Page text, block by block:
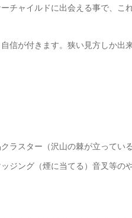
チャイルドに出会える事で、
信が付きます。狭い見方しか出
ラスター（沢山の棘が立ってい
ジング（煙に当てる）音叉等